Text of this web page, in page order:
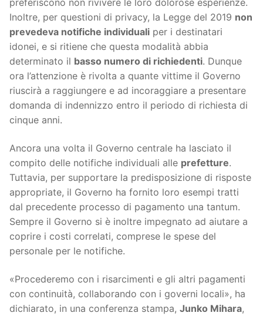
preferiscono non rivivere le loro dolorose esperienze.
Inoltre, per questioni di privacy, la Legge del 2019 non
prevedeva notifiche individuali per i destinatari
idonei, e si ritiene che questa modalità abbia
determinato il basso numero di richiedenti. Dunque
ora l’attenzione è rivolta a quante vittime il Governo
riuscirà a raggiungere e ad incoraggiare a presentare
domanda di indennizzo entro il periodo di richiesta di
cinque anni.
Ancora una volta il Governo centrale ha lasciato il
compito delle notifiche individuali alle prefetture.
Tuttavia, per supportare la predisposizione di risposte
appropriate, il Governo ha fornito loro esempi tratti
dal precedente processo di pagamento una tantum.
Sempre il Governo si è inoltre impegnato ad aiutare a
coprire i costi correlati, comprese le spese del
personale per le notifiche.
«Procederemo con i risarcimenti e gli altri pagamenti
con continuità, collaborando con i governi locali», ha
dichiarato, in una conferenza stampa, Junko Mihara,